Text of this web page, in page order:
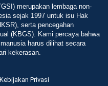
merupakan lembaga non-
sejak 1997 untuk isu Hak
serta pencegahan
(KBGS). Kami percaya bahwa
harus dilihat secara
kekerasan.
Kebijakan Privasi